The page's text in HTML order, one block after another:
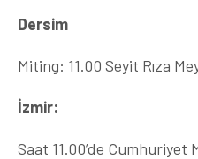
Dersim
Miting: 11.00 Seyit Rıza
İzmir:
Saat 11.00’de Cumhuriyet